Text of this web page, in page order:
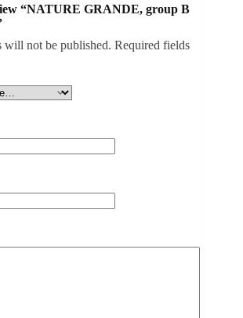
“NATURE GRANDE, group B
will not be published. Required fields